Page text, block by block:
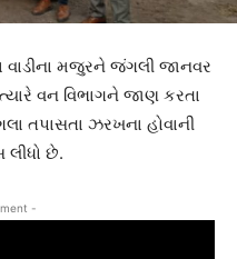
વાડીના મજુરને જંગલી જાનવર
વન વિભાગને જાણ કરતા
તપાસતા ઝરખના હોવાની
લીધો છે.
-